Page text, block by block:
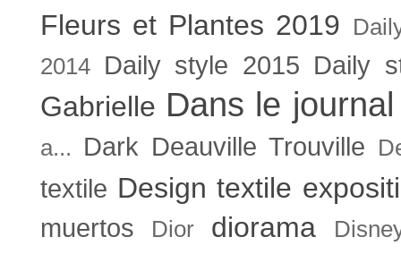
Fleurs et Plantes 2019
2014
Daily style 2015 Daily
Gabrielle Dans le journal
a... Dark Deauville Trouville
textile Design textile
muertos Dior diorama